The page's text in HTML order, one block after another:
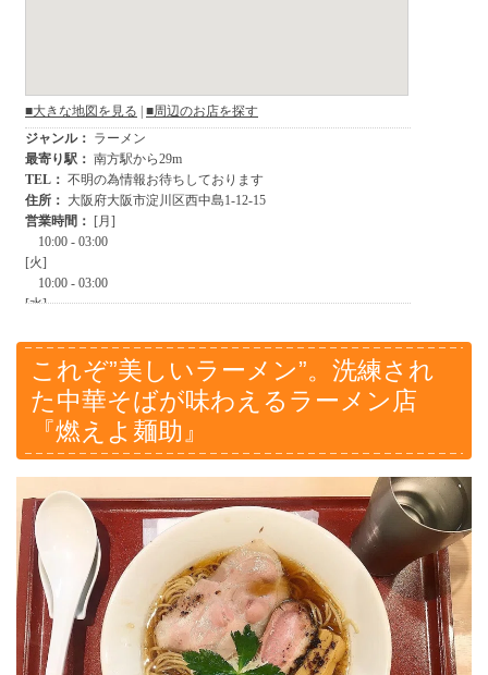
これぞ”美しいラーメン”。洗練され
た中華そばが味わえるラーメン店
『燃えよ麺助』